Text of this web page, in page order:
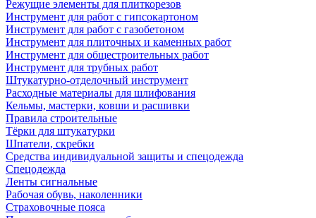
Режущие элементы для плиткорезов
Инструмент для работ с гипсокартоном
Инструмент для работ с газобетоном
Инструмент для плиточных и каменных работ
Инструмент для общестроительных работ
Инструмент для трубных работ
Штукатурно-отделочный инструмент
Расходные материалы для шлифования
Кельмы, мастерки, ковши и расшивки
Правила строительные
Тёрки для штукатурки
Шпатели, скребки
Средства индивидуальной защиты и спецодежда
Спецодежда
Ленты сигнальные
Рабочая обувь, наколенники
Страховочные пояса